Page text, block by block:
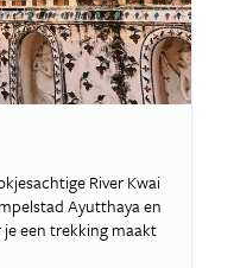
River Kwai
Ayutthaya en
een trekking maakt